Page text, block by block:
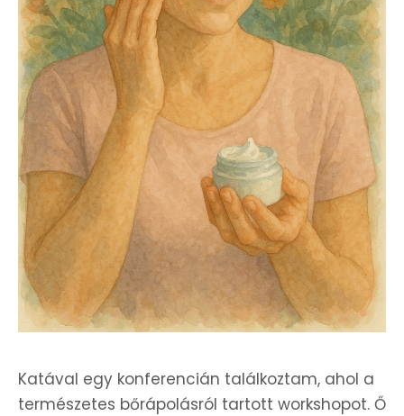
Katával egy konferencián találkoztam, ahol a
természetes bőrápolásról tartott workshopot. Ő